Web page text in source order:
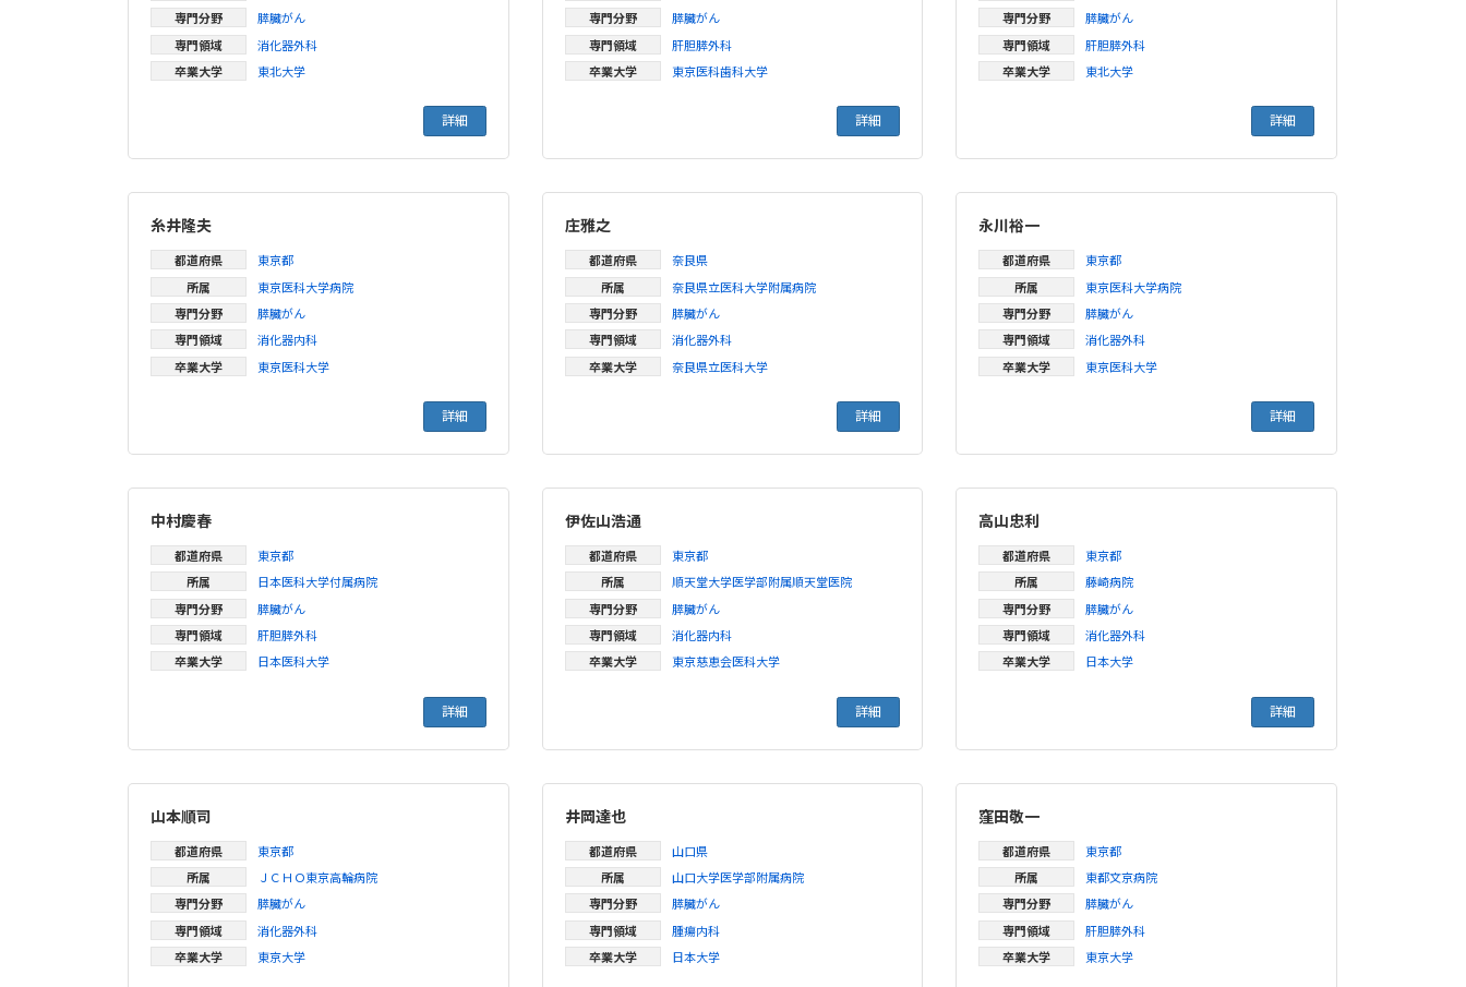
専門分野
膵臓がん
専門領域
消化器外科
卒業大学
東北大学
詳細
専門分野
膵臓がん
専門領域
肝胆膵外科
卒業大学
東京医科歯科大学
詳細
専門分野
膵臓がん
専門領域
肝胆膵外科
卒業大学
東北大学
詳細
糸井隆夫
都道府県
東京都
所属
東京医科大学病院
専門分野
膵臓がん
専門領域
消化器内科
卒業大学
東京医科大学
詳細
庄雅之
都道府県
奈良県
所属
奈良県立医科大学附属病院
専門分野
膵臓がん
専門領域
消化器外科
卒業大学
奈良県立医科大学
詳細
永川裕一
都道府県
東京都
所属
東京医科大学病院
専門分野
膵臓がん
専門領域
消化器外科
卒業大学
東京医科大学
詳細
中村慶春
都道府県
東京都
所属
日本医科大学付属病院
専門分野
膵臓がん
専門領域
肝胆膵外科
卒業大学
日本医科大学
詳細
伊佐山浩通
都道府県
東京都
所属
順天堂大学医学部附属順天堂医院
専門分野
膵臓がん
専門領域
消化器内科
卒業大学
東京慈恵会医科大学
詳細
高山忠利
都道府県
東京都
所属
藤崎病院
専門分野
膵臓がん
専門領域
消化器外科
卒業大学
日本大学
詳細
山本順司
都道府県
東京都
所属
ＪＣＨＯ東京高輪病院
専門分野
膵臓がん
専門領域
消化器外科
卒業大学
東京大学
井岡達也
都道府県
山口県
所属
山口大学医学部附属病院
専門分野
膵臓がん
専門領域
腫瘍内科
卒業大学
日本大学
窪田敬一
都道府県
東京都
所属
東都文京病院
専門分野
膵臓がん
専門領域
肝胆膵外科
卒業大学
東京大学